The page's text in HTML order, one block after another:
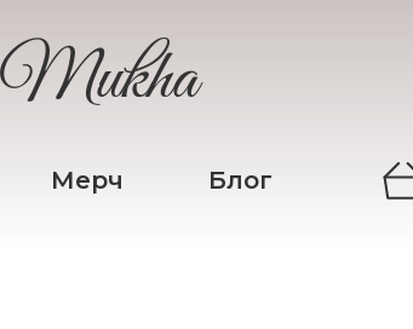
Mukha
Мерч Блог